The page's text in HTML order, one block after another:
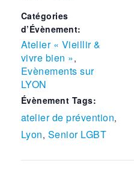
Catégories
d’Évènement:
Atelier « Vieillir &
vivre bien »,
Evènements sur
LYON
Évènement Tags:
atelier de prévention,
Lyon, Senior LGBT